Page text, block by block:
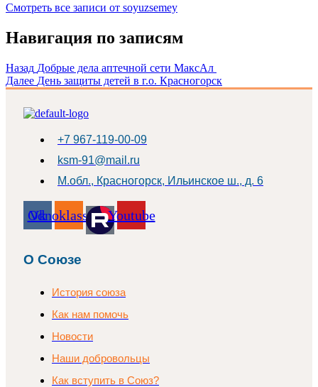
Смотреть все записи от soyuzsemey
Навигация по записям
Назад Добрые дела аптечной сети МаксАл
Далее День защиты детей в г.о. Красногорск
+7 967-119-00-09
ksm-91@mail.ru
М.обл., Красногорск, Ильинское ш., д. 6
Vk
OdnoklassnikiYoutube
О Союзе
История союза
Как нам помочь
Новости
Наши добровольцы
Как вступить в Союз?